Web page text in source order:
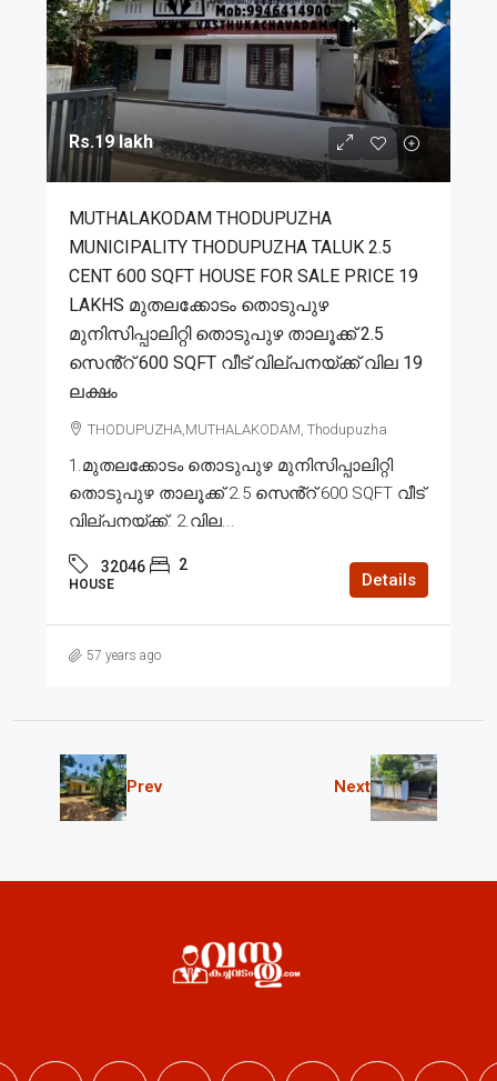
Rs.19 lakh
MUTHALAKODAM THODUPUZHA
MUNICIPALITY THODUPUZHA TALUK 2.5
CENT 600 SQFT HOUSE FOR SALE PRICE 19
LAKHS മുതലക്കോടം തൊടുപുഴ
മുനിസിപ്പാലിറ്റി തൊടുപുഴ താലൂക്ക് 2.5
സെൻ്റ് 600 SQFT വീട് വില്പനയ്ക്ക് വില 19
ലക്ഷം
THODUPUZHA,MUTHALAKODAM, Thodupuzha
1.മുതലക്കോടം തൊടുപുഴ മുനിസിപ്പാലിറ്റി
തൊടുപുഴ താലൂക്ക് 2.5 സെൻ്റ് 600 SQFT വീട്
വില്പനയ്ക്ക്. 2.വില...
32046 2
HOUSE Details
57 years ago
Prev Next